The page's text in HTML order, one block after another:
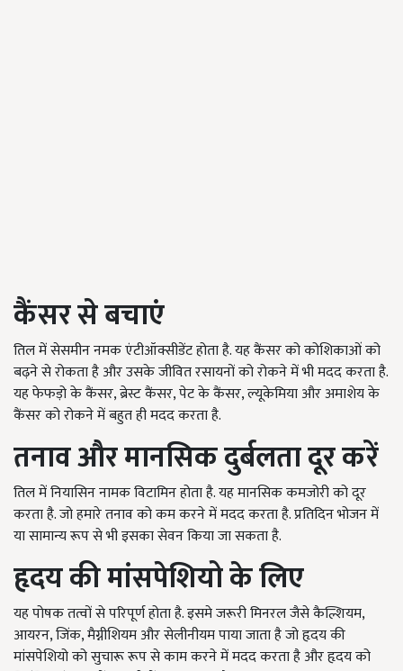
कैंसर से बचाएं
तिल में सेसमीन नमक एंटीऑक्सीडेंट होता है. यह कैंसर को कोशिकाओं को
बढ़ने से रोकता है और उसके जीवित रसायनों को रोकने में भी मदद करता है.
यह फेफड़ो के कैंसर, ब्रेस्ट कैंसर, पेट के कैंसर, ल्यूकेमिया और अमाशेय के
कैंसर को रोकने में बहुत ही मदद करता है.
तनाव और मानसिक दुर्बलता दूर करें
तिल में नियासिन नामक विटामिन होता है. यह मानसिक कमजोरी को दूर
करता है. जो हमारे तनाव को कम करने में मदद करता है. प्रतिदिन भोजन में
या सामान्य रूप से भी इसका सेवन किया जा सकता है.
हृदय की मांसपेशियो के लिए
यह पोषक तत्वों से परिपूर्ण होता है. इसमे जरूरी मिनरल जैसे कैल्शियम,
आयरन, जिंक, मैग्नीशियम और सेलीनीयम पाया जाता है जो हृदय की
मांसपेशियो को सुचारू रूप से काम करने में मदद करता है और हृदय को